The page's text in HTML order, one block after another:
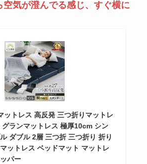
気が澄んでる感じ、すぐ横に
ットレス 高反発 三つ折りマットレ
グランマットレス 極厚10cm シン
ダブル 2層 三つ折 三つ折り 折り
ットレス ベッドマット マットレ
パー